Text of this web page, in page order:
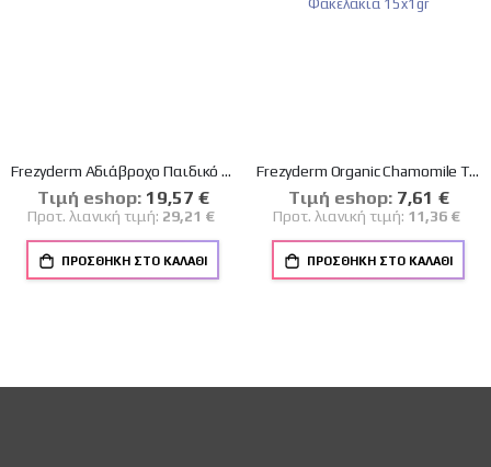
Frezyderm Αδιάβροχο Παιδικό Αντηλιακό Spray Kids Sun Care για Πρόσωπο & Σώμα SPF50+ 275ml
Tιμή eshop: Ειδική
Τιμή
19,57 €
Προτ. λιανική τιμή: 29,21 €
ΠΡΟΣΘΉΚΗ ΣΤΟ ΚΑΛΆΘΙ
Frezyderm Organic Chamomile Tea Ρόφημα από Ελληνικό Βιολογικό Χαμομήλι σε Φακελάκια 15x1gr
Tιμή eshop: Ειδική
Τιμή
7,61 €
Προτ. λιανική τιμή: 11,36 €
ΠΡΟΣΘΉΚΗ ΣΤΟ ΚΑΛΆΘΙ